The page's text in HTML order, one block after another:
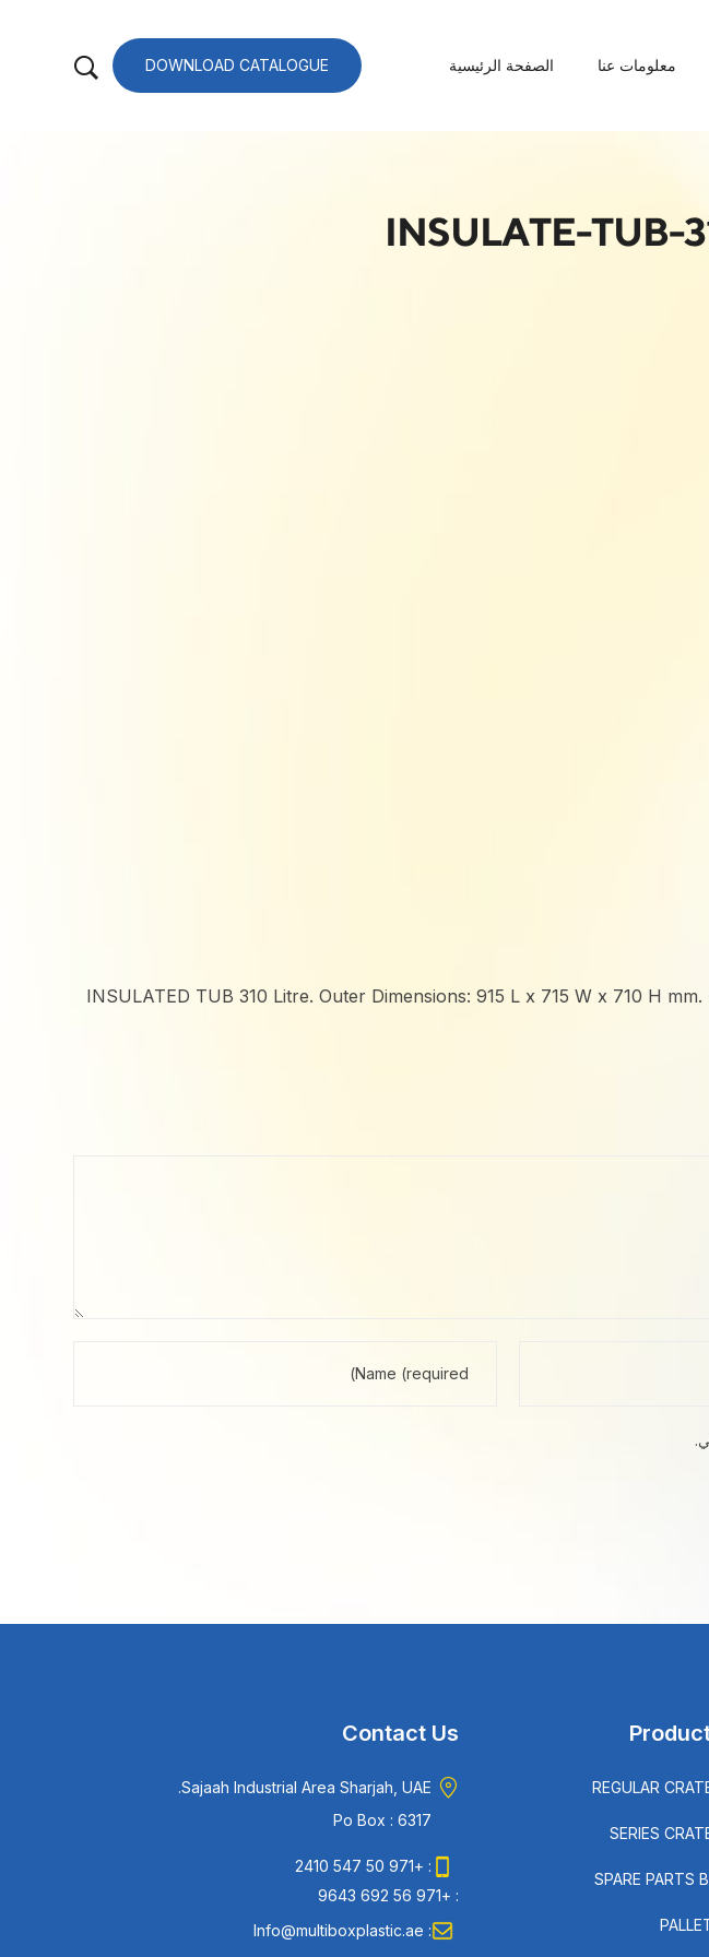
الصفحة الرئيسية معلومات عنا DOWNLOAD CATALOGUE
INSULATE-TUB-
INSULATED TUB 310 Litre. Outer Dimensions: 915 L x 715 W x 710 H
REGULAR
SERIES
SPARE PARTS
Contact Us
Sajaah Industrial Area Sharjah, UAE.
Po Box : 6317
: +971 50 547 2410
: +971 56 692 9643
: Info@multiboxplastic.ae